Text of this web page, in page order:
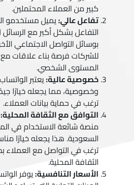
كبير من العملاء المحتملين.
تفاعل عالي:يميل مستخدمو
التفاعل بشكل أكبر مع الرسائل
بوسائل التواصل الاجتماعي
للشركات فرصة بناء علاقات
المستوى الشخصي.
خصوصية عالية:يعتبر
وخصوصية، مما يجعله خيارًا
ترغب في حماية بيانات العملاء.
التوافق مع الثقافة المحلية:
منصة شائعة الاستخدام في
السعودية. هذا يجعله خيارًا
ترغب في التواصل مع العملاء
الثقافة المحلية.
الأسعار التنافسية:يوفر